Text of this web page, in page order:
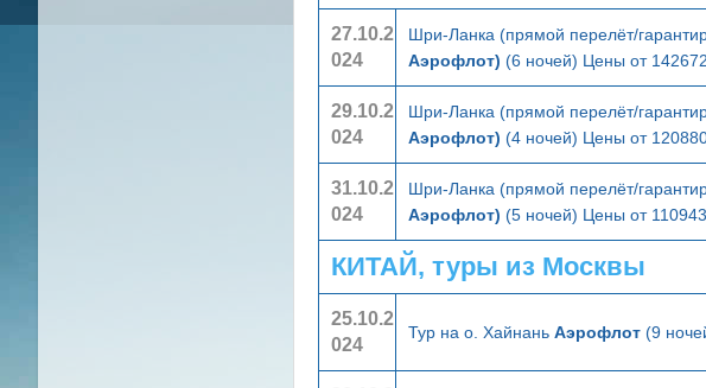
27.10.2
024
Шри-Ланка (прямой перелёт/
Аэрофлот) (6 ночей) Цены от
29.10.2
024
Шри-Ланка (прямой перелёт/
Аэрофлот) (4 ночей) Цены от
31.10.2
024
Шри-Ланка (прямой перелёт/
Аэрофлот) (5 ночей) Цены от
КИТАЙ, туры из Москвы
25.10.2
024
Тур на о. Хайнань Аэрофлот (9